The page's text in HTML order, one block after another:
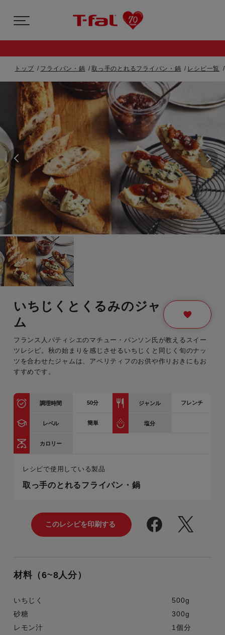
トップ フライパン・鍋 取っ手のとれるフライパン・鍋 レシピ一覧
いちじくとくるみのジャ
ム
フランス人パティシエのマチュー・パンソン氏が教えるスイー
ツレシピ。秋の始まりを感じさせるいちじくと同じく旬のナッ
ツを合わせたジャムは、アペリティフのお供や作りおきにもお
すすめです。
調理時間 50分 ジャンル フレンチ
レベル 簡単 塩分
カロリー
レシピで使用している製品
取っ手のとれるフライパン・鍋
材料（6~8人分）
いちじく
500g
砂糖
300g
レモン汁
1個分